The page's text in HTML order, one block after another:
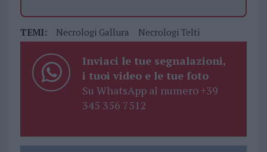
TEMI: Necrologi Gallura Necrologi Telti
Inviaci le tue segnalazioni,
i tuoi video e le tue foto
Su WhatsApp al numero +39
345 356 7512